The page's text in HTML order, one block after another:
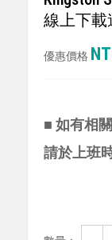
線上下載
優惠價格
■ 如有相
請於上班